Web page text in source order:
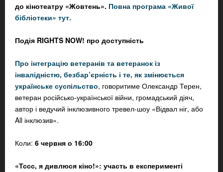
до кінотеатру «Жовтень». Повна програма «Живої
бібліотеки» тут.
Подія RIGHTS NOW! про доступність
Про інтеграцію ветеранів та ветеранок із
інвалідністю, безбар’єрність і те, як змінюється
українське суспільство, говоритиме Олександр Терен,
ветеран російсько-української війни, громадський діяч,
автор і ведучий інклюзивного тревел-шоу «Відвал ніг, або
All інклюзив».
Коли: 6 червня о 16:00
«Тссс, я дивлюся кіно!»: участь в експерименті